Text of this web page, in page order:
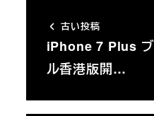
古い投稿
iPhone 7 Plus ブ
ル香港版開…